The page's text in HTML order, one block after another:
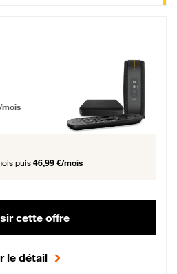
puis 51,99 € par mois, Engagement 12 mois
mois
puis 46,99 €/mois
cette offre
le détail